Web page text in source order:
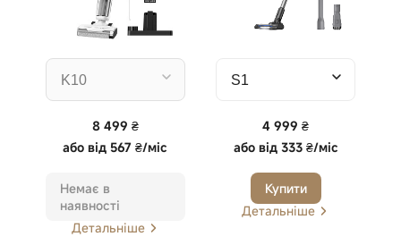
8 499 ₴
абовід 567 ₴/міс
Немає в
наявності
Детальніше
4 999 ₴
або від 333 ₴/міс
Купити
Детальніше